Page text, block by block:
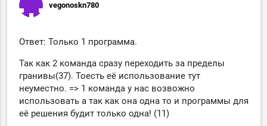
vegonoskn780
Ответ: Только 1 программа.
Так как 2 команда сразу переходить за пределы
гранивы(37). Тоесть её использование тут
неуместно. => 1 команда у нас возвожно
использовать а так как она одна то и программы для
её решения будит только одна! (11)